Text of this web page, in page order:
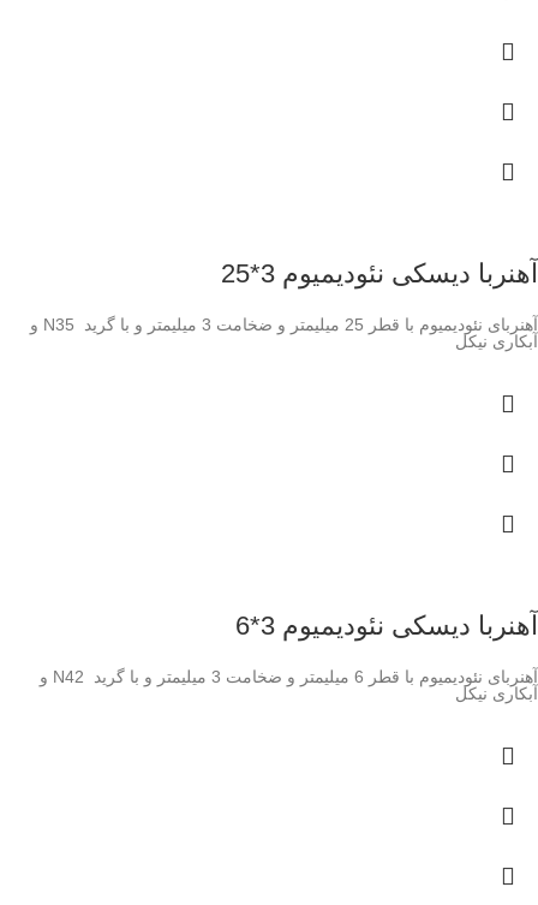
آهنربا دیسکی نئودیمیوم 3*25
آهنربای نئودیمیوم با قطر 25 میلیمتر و ضخامت 3 میلیمتر و با گرید N35 و
آبکاری نیکل
آهنربا دیسکی نئودیمیوم 3*6
آهنربای نئودیمیوم با قطر 6 میلیمتر و ضخامت 3 میلیمتر و با گرید N42 و
آبکاری نیکل